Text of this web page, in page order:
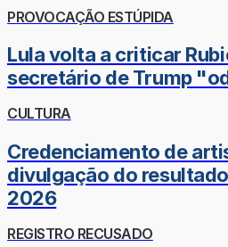
PROVOCAÇÃO ESTÚPIDA
Lula volta a criticar
secretário de Trump
CULTURA
Credenciamento de
divulgação do
2026
REGISTRO RECUSADO